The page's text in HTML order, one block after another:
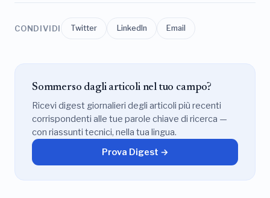
CONDIVIDI Twitter LinkedIn Email
Sommerso dagli articoli nel tuo campo?
Ricevi digest giornalieri degli articoli più recenti
corrispondenti alle tue parole chiave di ricerca —
con riassunti tecnici, nella tua lingua.
Prova Digest →